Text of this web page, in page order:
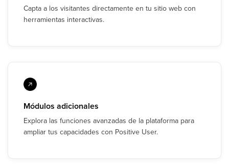
Capta a los visitantes directamente en tu sitio web con
herramientas interactivas.
Módulos adicionales
Explora las funciones avanzadas de la plataforma para
ampliar tus capacidades con Positive User.